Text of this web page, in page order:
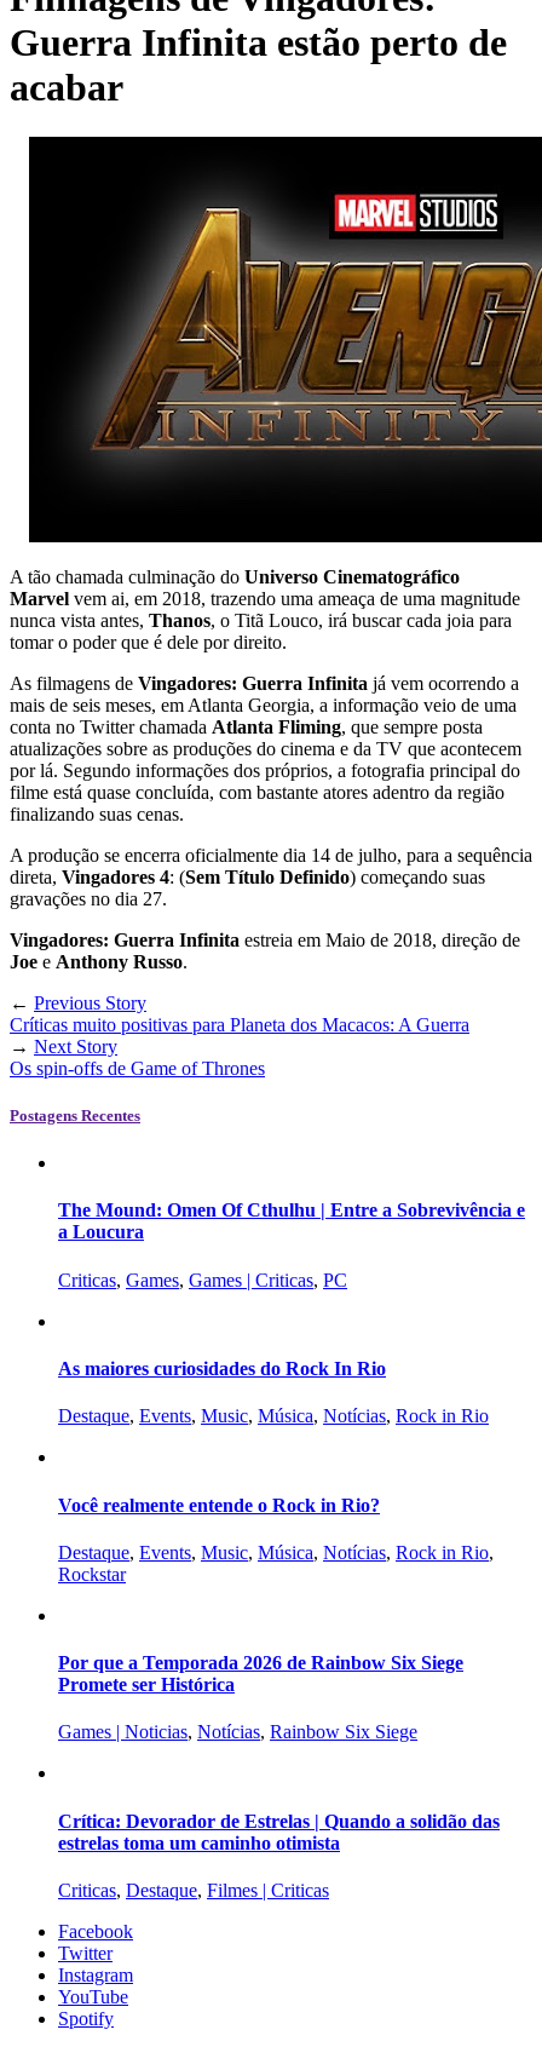
Guerra Infinita estão perto de
acabar
A tão chamada culminação do Universo Cinematográfico
Marvel vem ai, em 2018, trazendo uma ameaça de uma magnitude
nunca vista antes, Thanos, o Titã Louco, irá buscar cada joia para
tomar o poder que é dele por direito.
As filmagens de Vingadores: Guerra Infinita já vem ocorrendo a
mais de seis meses, em Atlanta Georgia, a informação veio de uma
conta no Twitter chamada Atlanta Fliming, que sempre posta
atualizações sobre as produções do cinema e da TV que acontecem
por lá. Segundo informações dos próprios, a fotografia principal do
filme está quase concluída, com bastante atores adentro da região
finalizando suas cenas.
A produção se encerra oficialmente dia 14 de julho, para a sequência
direta, Vingadores 4: (Sem Título Definido) começando suas
gravações no dia 27.
Vingadores: Guerra Infinita estreia em Maio de 2018, direção de
Joe e Anthony Russo.
← Previous Story
Críticas muito positivas para Planeta dos Macacos: A Guerra
→ Next Story
Os spin-offs de Game of Thrones
Postagens Recentes
The Mound: Omen Of Cthulhu | Entre a Sobrevivência e
a Loucura
Criticas, Games, Games | Criticas, PC
As maiores curiosidades do Rock In Rio
Destaque, Events, Music, Música, Notícias, Rock in Rio
Você realmente entende o Rock in Rio?
Destaque, Events, Music, Música, Notícias, Rock in Rio,
Rockstar
Por que a Temporada 2026 de Rainbow Six Siege
Promete ser Histórica
Games | Noticias, Notícias, Rainbow Six Siege
Crítica: Devorador de Estrelas | Quando a solidão das
estrelas toma um caminho otimista
Criticas, Destaque, Filmes | Criticas
Facebook
Twitter
Instagram
YouTube
Spotify